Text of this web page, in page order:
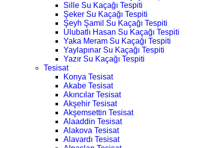
Sille Su Kaçağı Tespiti
Şeker Su Kaçağı Tespiti
Şeyh Şamil Su Kaçağı Tespiti
Ulubatlı Hasan Su Kaçağı Tespiti
Yaka Meram Su Kaçağı Tespiti
Yaylapınar Su Kaçağı Tespiti
Yazır Su Kaçağı Tespiti
Tesisat
Konya Tesisat
Akabe Tesisat
Akıncılar Tesisat
Akşehir Tesisat
Akşemsettin Tesisat
Alaaddin Tesisat
Alakova Tesisat
Alavardı Tesisat